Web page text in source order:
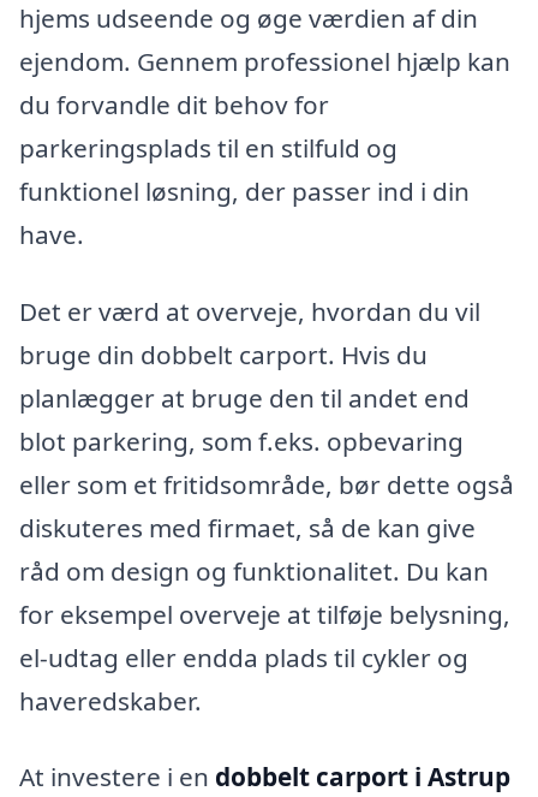
hjems udseende og øge værdien af din
ejendom. Gennem professionel hjælp kan
du forvandle dit behov for
parkeringsplads til en stilfuld og
funktionel løsning, der passer ind i din
have.
Det er værd at overveje, hvordan du vil
bruge din dobbelt carport. Hvis du
planlægger at bruge den til andet end
blot parkering, som f.eks. opbevaring
eller som et fritidsområde, bør dette også
diskuteres med firmaet, så de kan give
råd om design og funktionalitet. Du kan
for eksempel overveje at tilføje belysning,
el-udtag eller endda plads til cykler og
haveredskaber.
At investere i en dobbelt carport i Astrup